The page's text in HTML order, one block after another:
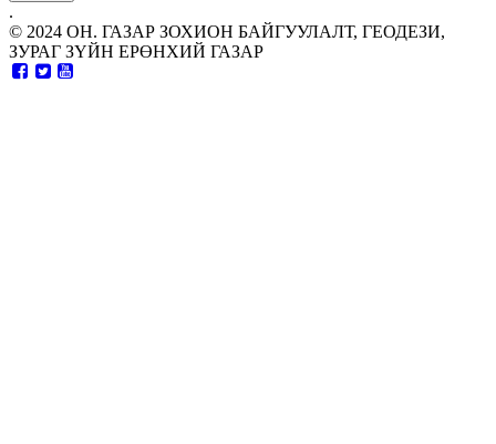
.
© 2024 ОН. ГАЗАР ЗОХИОН БАЙГУУЛАЛТ, ГЕОДЕЗИ,
ЗУРАГ ЗҮЙН ЕРӨНХИЙ ГАЗАР